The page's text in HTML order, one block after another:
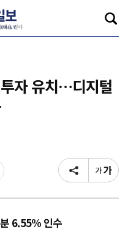
자 유치…디지털
6.55% 인수